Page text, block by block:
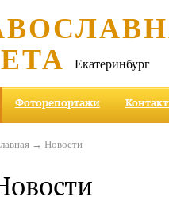
Екатеринбург
Фоторепортажи
→ Новости